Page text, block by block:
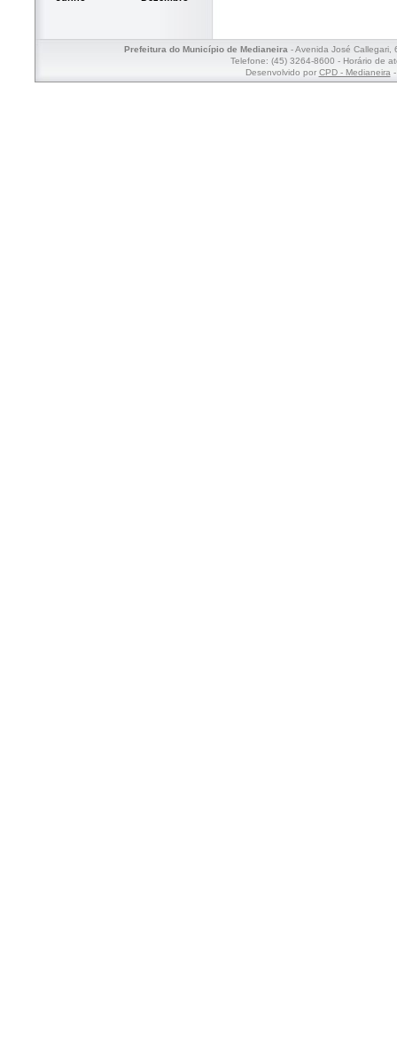
Prefeitura do Município de Medianeira- Avenida José Callegari,
Telefone: (45) 3264-8600 - Horário de
Desenvolvido por CPD - Medianeira-